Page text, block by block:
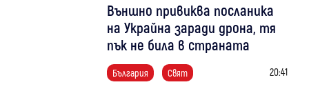
Външно привиква посланика
на Украйна заради дрона, тя
пък не била в страната
България Свят 20:41